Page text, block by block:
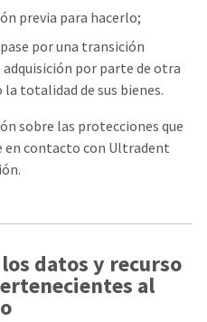
previa para hacerlo;
por una transición
por parte de otra
totalidad de sus bienes.
sobre las protecciones que
contacto con Ultradent
datos y recurso
al